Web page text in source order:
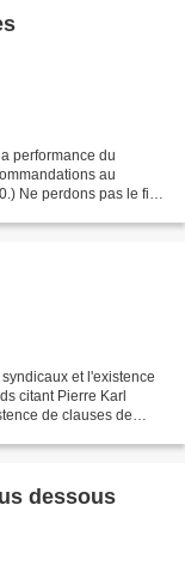
performance du
au
Ne perdons pas le fil :
et l'existence
citant Pierre Karl
de clauses de
dessous